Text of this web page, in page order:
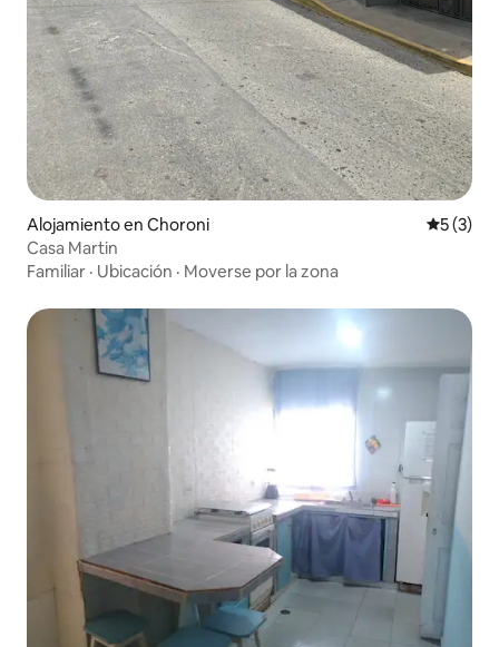
Alojamiento en Choroni
5 (3)
Casa Martin
Familiar · Ubicación · Moverse por la zona